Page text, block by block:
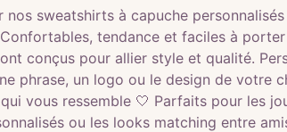
nos sweatshirts à capuche
tendance et faciles à
conçus pour allier style et qualité.
phrase, un logo ou le design de votre
vous ressemble 🤍 Parfaits pour les
ou les looks matching entre